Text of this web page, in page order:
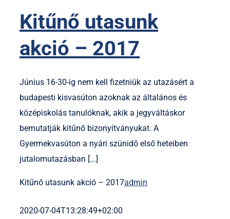
Kitűnő utasunk
akció – 2017
Június 16-30-ig nem kell fizetniük az utazásért a
budapesti kisvasúton azoknak az általános és
középiskolás tanulóknak, akik a jegyváltáskor
bemutatják kitűnő bizonyítványukat. A
Gyermekvasúton a nyári szünidő első heteiben
jutalomutazásban [...]
Kitűnő utasunk akció – 2017admin
2020-07-04T13:28:49+02:00